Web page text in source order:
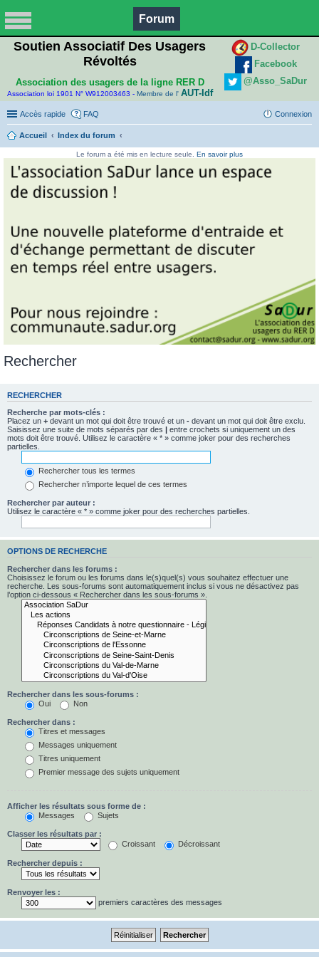
Forum
Soutien Associatif Des Usagers
Révoltés
Association des usagers de la ligne RER D
Association loi 1901 N° W912003463 - Membre de l' AUT-Idf
D-Collector
Facebook
@Asso_SaDur
Accès rapide FAQ Connexion
Accueil Index du forum
Le forum a été mis en lecture seule. En savoir plus
Rechercher
RECHERCHER
Recherche par mots-clés :
Placez un + devant un mot qui doit être trouvé et un - devant un mot qui doit être exclu.
Saisissez une suite de mots séparés par des
entre crochets si uniquement un des
mots doit être trouvé. Utilisez le caractère « * » comme joker pour des recherches
partielles.
Rechercher tous les termes
Rechercher n’importe lequel de ces termes
Rechercher par auteur :
Utilisez le caractère « * » comme joker pour des recherches partielles.
OPTIONS DE RECHERCHE
Rechercher dans les forums :
Choisissez le forum ou les forums dans le(s)quel(s) vous souhaitez effectuer une
recherche. Les sous-forums sont automatiquement inclus si vous ne désactivez pas
l’option ci-dessous « Rechercher dans les sous-forums ».
Rechercher dans les sous-forums :
Oui
Non
Rechercher dans :
Titres et messages
Messages uniquement
Titres uniquement
Premier message des sujets uniquement
Afficher les résultats sous forme de :
Messages
Sujets
Classer les résultats par :
Croissant
Décroissant
Rechercher depuis :
Renvoyer les :
premiers caractères des messages